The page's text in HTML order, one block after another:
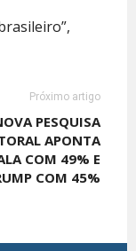
Próximo artigo
PESQUISA
APONTA
COM 49% E
COM 45%